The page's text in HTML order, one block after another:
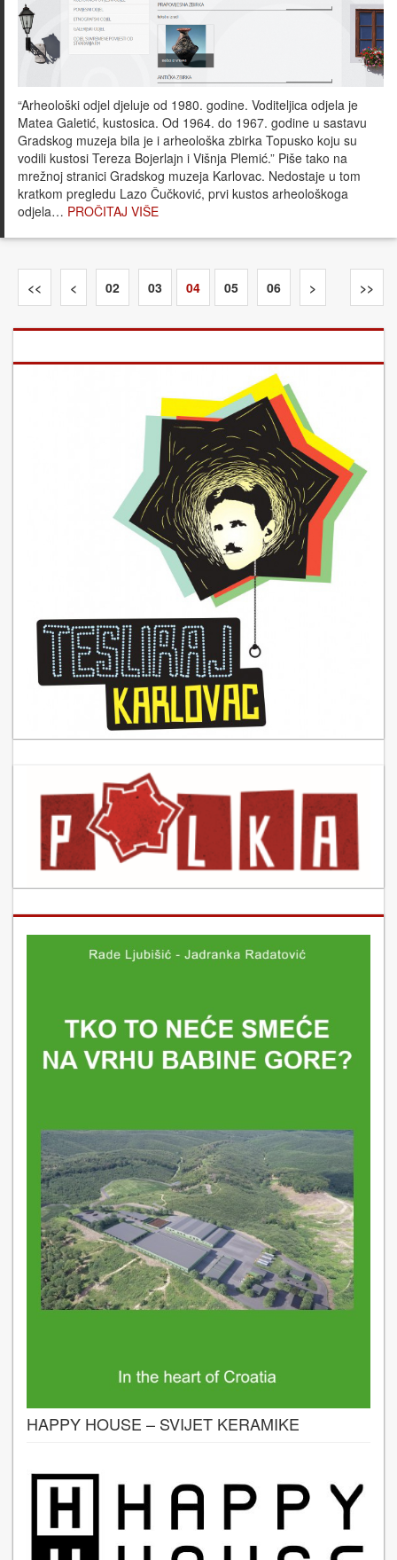
“Arheološki odjel djeluje od 1980. godine. Voditeljica odjela je
Matea Galetić, kustosica. Od 1964. do 1967. godine u sastavu
Gradskog muzeja bila je i arheološka zbirka Topusko koju su
vodili kustosi Tereza Bojerlajn i Višnja Plemić.” Piše tako na
mrežnoj stranici Gradskog muzeja Karlovac. Nedostaje u tom
kratkom pregledu Lazo Čučković, prvi kustos arheološkoga
odjela… PROČITAJ VIŠE
<< < 02 03 04 05 06 > >>
HAPPY HOUSE – SVIJET KERAMIKE